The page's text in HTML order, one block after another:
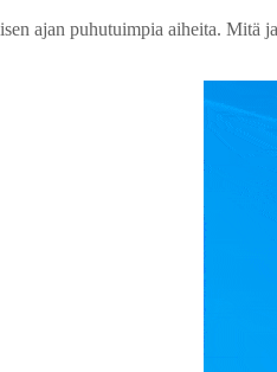
ajan puhutuimpia aiheita. Mitä